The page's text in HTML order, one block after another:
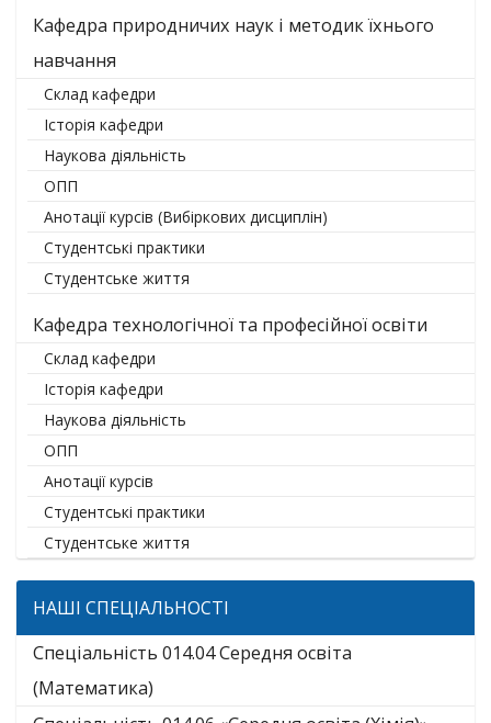
Кафедра природничих наук і методик їхнього
навчання
Склад кафедри
Історія кафедри
Наукова діяльність
ОПП
Анотації курсів (Вибіркових дисциплін)
Студентські практики
Студентське життя
Кафедра технологічної та професійної освіти
Склад кафедри
Історія кафедри
Наукова діяльність
ОПП
Анотації курсів
Студентські практики
Студентське життя
НАШІ СПЕЦІАЛЬНОСТІ
Спеціальність 014.04 Середня освіта
(Математика)